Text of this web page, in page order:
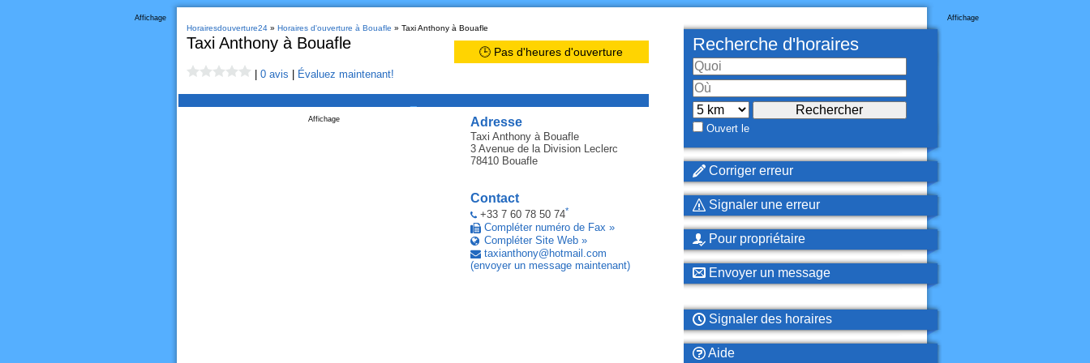
Affichage
Horairesdouverture24» Horaires d'ouverture à Bouafle » Taxi Anthony à Bouafle
Taxi Anthony à Bouafle 🕒 Pas d'heures d'ouverture
0 avis Évaluez maintenant!
Adresse
Taxi Anthonyà Bouafle
3 Avenue de la Division Leclerc
78410 Bouafle
Contact
+33 7 60 78 50 74*
Compléter numéro de Fax »
Compléter Site Web »
taxianthony@ hotmail .com
(envoyer un message maintenant)
Affichage
Affichage
Recherche d'horaires
Ouvert le
Corriger erreur
Signaler une erreur
Pour propriétaire
Envoyer un message
Signaler des horaires
Aide